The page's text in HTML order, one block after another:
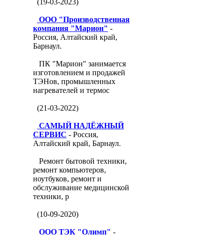
(19-03-2023)
ООО "Производственная
компания "Марион" -
Россия, Алтайский край,
Барнаул.
ПК "Марион" занимается
изготовлением и продажей
ТЭНов, промышленных
нагревателей и термос
(21-03-2022)
САМЫЙ НАДЁЖНЫЙ
СЕРВИС - Россия,
Алтайский край, Барнаул.
Ремонт бытовой техники,
ремонт компьютеров,
ноутбуков, ремонт и
обслуживание медицинской
техники, р
(10-09-2020)
ООО ТЭК "Олимп" -